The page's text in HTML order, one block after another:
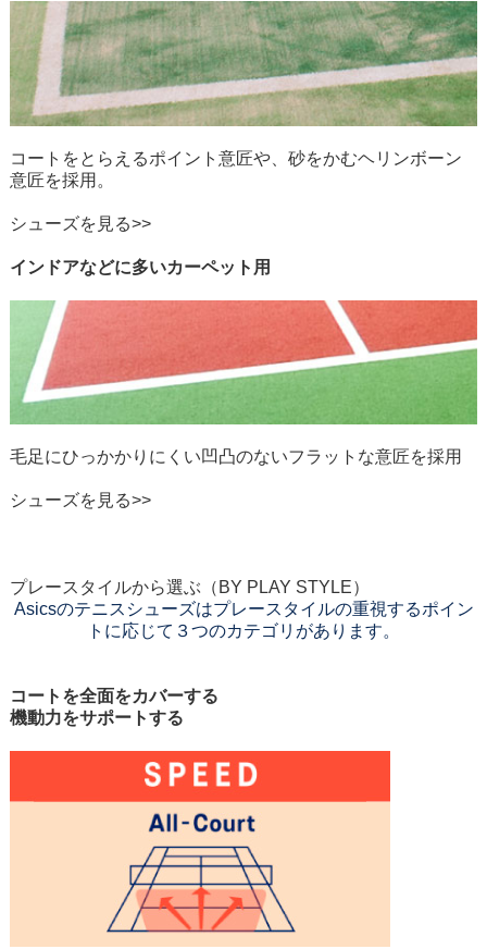
コートをとらえるポイント意匠や、 砂をかむヘリンボーン
意匠を採用。
シューズを見る>>
インドアなどに多いカーペット用
毛足にひっかかりにくい凹凸のないフラットな意匠を採用
シューズを見る>>
プレースタイルから選ぶ （BY PLAY STYLE）
Asicsのテニスシューズはプレースタイルの重視するポイン
トに応じて３つのカテゴリがあります。
コートを全面をカバーする
機動力をサポートする